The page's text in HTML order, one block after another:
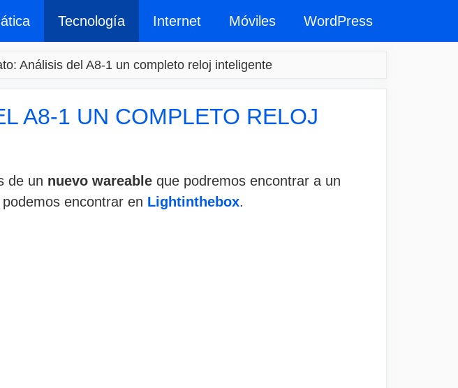
Tecnología Internet Móviles WordPress
Análisis del A8-1 un completo reloj inteligente
A8-1 UN COMPLETO RELOJ
de un nuevo wareable que podremos encontrar a un
encontrar en Lightinthebox.